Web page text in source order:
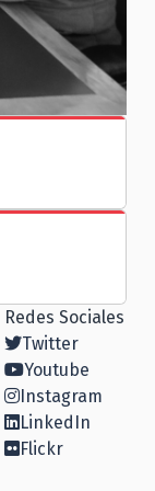
Redes Sociales
Twitter
Youtube
Instagram
LinkedIn
Flickr